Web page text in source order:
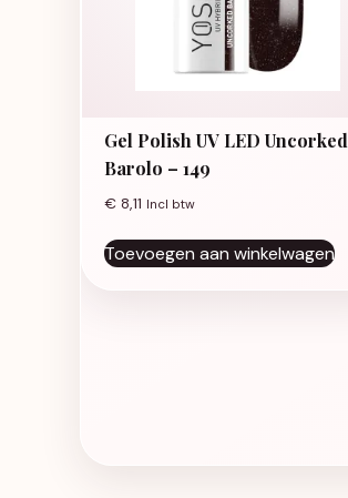
Gel Polish UV LED Uncorked
Barolo – 149
€ 8,11 Incl btw
Toevoegen aan winkelwagen